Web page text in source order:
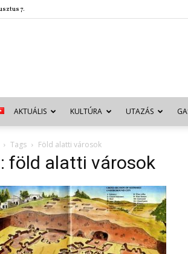
7.
AKTUÁLIS KULTÚRA UTAZÁS
Tags Föld alatti városok
föld alatti városok